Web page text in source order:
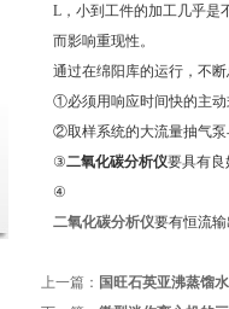
L，小到工件的加工几乎是
而影响重现性。
通过在绵阳库的运行，不
①必须用响应时间快的主动
②取样系统的大流量抽气泵
③二氧化碳分析仪要具有良
④
二氧化碳分析仪要有恒流输
上一篇： 国旺石英亚沸蒸馏